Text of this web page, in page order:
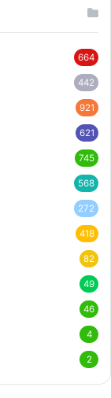
664
442
921
621
745
568
272
418
82
49
46
4
2